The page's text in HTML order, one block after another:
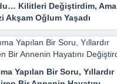
Kilitleri Değiştirdim, Ama
Akşam Oğlum Yaşadı
Yapılan Bir Soru, Yıllardır